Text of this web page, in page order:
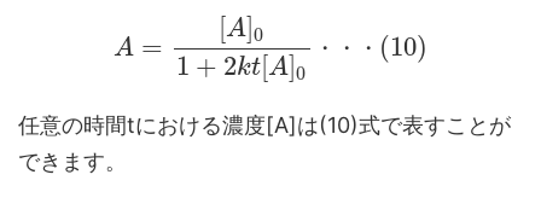
A =
A] 0
1 + 2kt[ A] 0
・ ・ ・ (10)
任意の時間tにおける濃度[A]は(10)式で表すことが
できます。